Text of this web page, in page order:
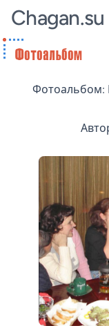
Chagan.su
Фотоальбом: